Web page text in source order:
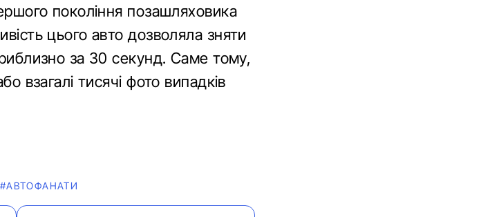
покоління позашляховика
цього авто дозволяла зняти
за 30 секунд. Саме тому,
взагалі тисячі фото випадків
#АВТОФАНАТИ